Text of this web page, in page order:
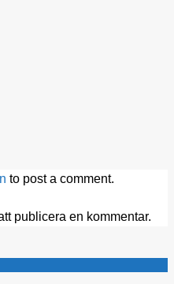
to post a comment.
publicera en kommentar.